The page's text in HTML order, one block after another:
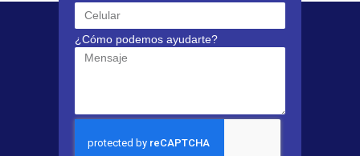
¿Cómo podemos ayudarte?